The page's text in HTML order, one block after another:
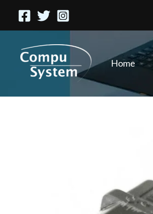
contenido
Home